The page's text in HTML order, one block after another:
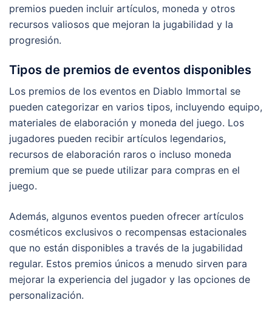
premios pueden incluir artículos, moneda y otros
recursos valiosos que mejoran la jugabilidad y la
progresión.
Tipos de premios de eventos disponibles
Los premios de los eventos en Diablo Immortal se
pueden categorizar en varios tipos, incluyendo equipo,
materiales de elaboración y moneda del juego. Los
jugadores pueden recibir artículos legendarios,
recursos de elaboración raros o incluso moneda
premium que se puede utilizar para compras en el
juego.
Además, algunos eventos pueden ofrecer artículos
cosméticos exclusivos o recompensas estacionales
que no están disponibles a través de la jugabilidad
regular. Estos premios únicos a menudo sirven para
mejorar la experiencia del jugador y las opciones de
personalización.